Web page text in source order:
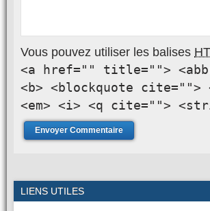
Vous pouvez utiliser les balises
<a href="" title="">
<b> <blockquote cite="">
<em> <i> <q cite="">
LIENS UTILES